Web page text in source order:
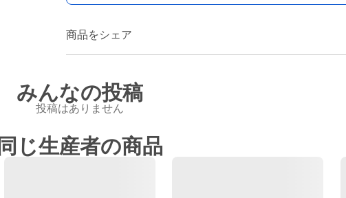
商品をシェア
みんなの投稿
投稿はありません
同じ生産者の商品